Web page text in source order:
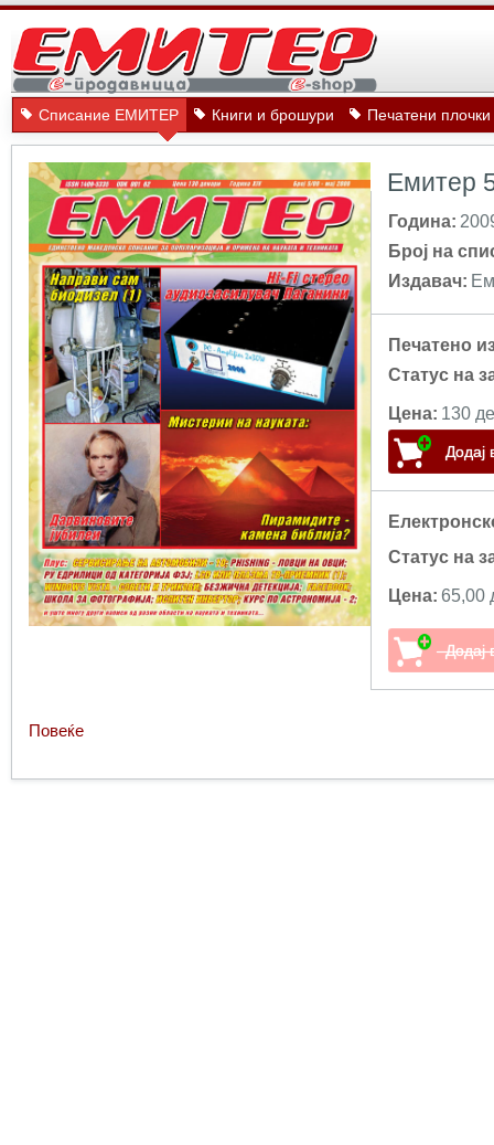
Списание ЕМИТЕР Книги и брошури Печатени
Емитер
Година:
Број на
Издавач:
Печатено
Статус на
Цена: 130
Статус на
Цена: 65,00
Повеќе